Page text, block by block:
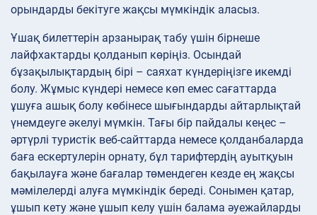
орындарды бекітуге жақсы мүмкіндік аласыз.
Ұшақ билеттерін арзанырақ табу үшін бірнеше
лайфхактарды қолданып көріңіз. Осындай
бұзақылықтардың бірі – саяхат күндеріңізге икемді
болу. Жұмыс күндері немесе көп емес сағаттарда
ұшуға ашық болу көбінесе шығындарды айтарлықтай
үнемдеуге әкелуі мүмкін. Тағы бір пайдалы кеңес –
әртүрлі туристік веб-сайттарда немесе қолданбаларда
баға ескертулерін орнату, бұл тарифтердің ауытқуын
бақылауға және бағалар төмендеген кезде ең жақсы
мәмілелерді алуға мүмкіндік береді. Сонымен қатар,
ұшып кету және ұшып келу үшін балама әуежайларды